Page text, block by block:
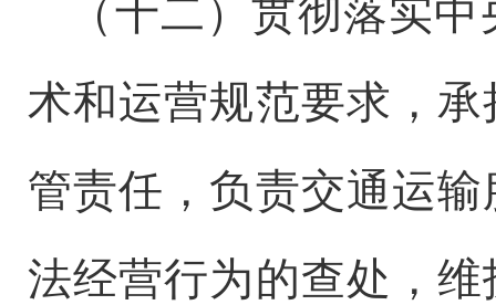
（十二 ）贯彻落实中
术和运营规范要求 ，承
管责任 ， 负责交通运
法经营行为的查处，